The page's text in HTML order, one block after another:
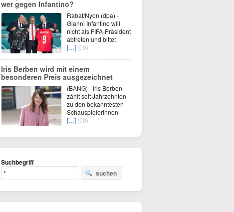
wer gegen Infantino?
Rabat/Nyon (dpa) -
Gianni Infantino will
nicht als FIFA-Präsident
abtreten und bittet
[…] (00)
Iris Berben wird mit einem
besonderen Preis ausgezeichnet
(BANG) - Iris Berben
zählt seit Jahrzehnten
zu den bekanntesten
Schauspielerinnen
[…] (00)
Suchbegriff
suchen